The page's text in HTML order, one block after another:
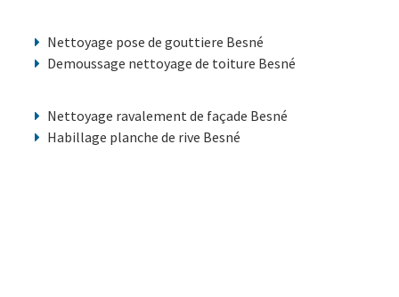
Nettoyage pose de gouttiere Besné
Demoussage nettoyage de toiture Besné
Nettoyage ravalement de façade Besné
Habillage planche de rive Besné